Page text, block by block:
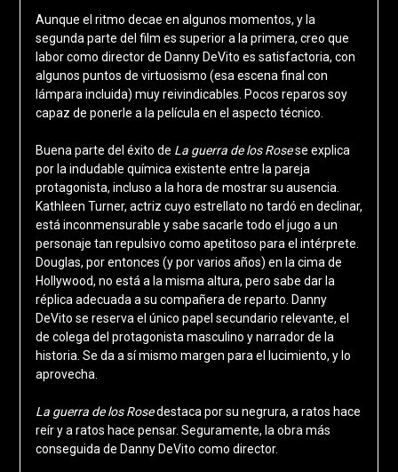
Aunque el ritmo decae en algunos momentos, y la
segunda parte del film es superior a la primera, creo que
labor como director de Danny DeVito es satisfactoria, con
algunos puntos de virtuosismo (esa escena final con
lámpara incluida) muy reivindicables. Pocos reparos soy
capaz de ponerle a la película en el aspecto técnico.
Buena parte del éxito de La guerra de los Rosese explica
por la indudable química existente entre la pareja
protagonista, incluso a la hora de mostrar su ausencia.
Kathleen Turner, actriz cuyo estrellato no tardó en declinar,
está inconmensurable y sabe sacarle todo el jugo a un
personaje tan repulsivo como apetitoso para el intérprete.
Douglas, por entonces (y por varios años) en la cima de
Hollywood, no está a la misma altura, pero sabe dar la
réplica adecuada a su compañera de reparto. Danny
DeVito se reserva el único papel secundario relevante, el
de colega del protagonista masculino y narrador de la
historia. Se da a sí mismo margen para el lucimiento, y lo
aprovecha.
La guerra de los Rosedestaca por su negrura, a ratos hace
reír y a ratos hace pensar. Seguramente, la obra más
conseguida de Danny DeVito como director.